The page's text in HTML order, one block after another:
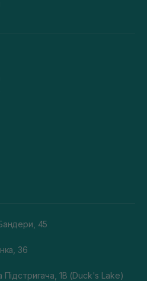
45
36
Підстригача, 1В (Duck's Lake)